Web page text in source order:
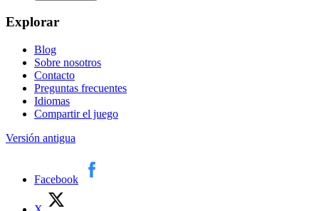
Explorar
Blog
Sobre nosotros
Contacto
Preguntas frecuentes
Idiomas
Compartir el juego
Versión antigua
Facebook